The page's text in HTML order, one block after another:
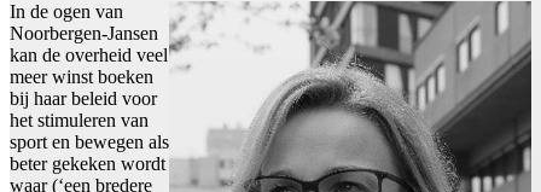
In de ogen van
Noorbergen-Jansen
kan de overheid veel
meer winst boeken
bij haar beleid voor
het stimuleren van
sport en bewegen als
beter gekeken wordt
waar (‘een bredere